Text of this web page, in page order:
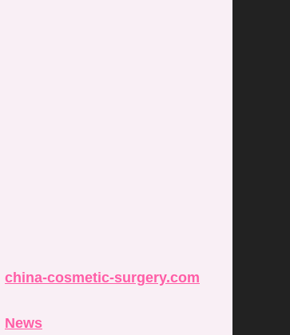
china-cosmetic-surgery.com
News